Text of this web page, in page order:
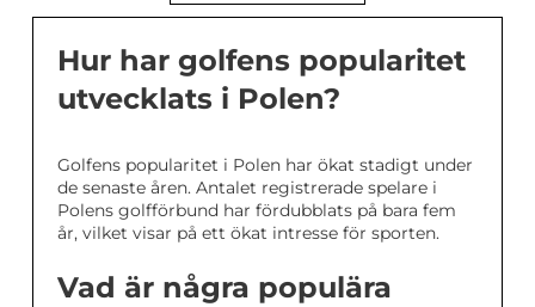
Hur har golfens popularitet
utvecklats i Polen?
Golfens popularitet i Polen har ökat stadigt under
de senaste åren. Antalet registrerade spelare i
Polens golfförbund har fördubblats på bara fem
år, vilket visar på ett ökat intresse för sporten.
Vad är några populära